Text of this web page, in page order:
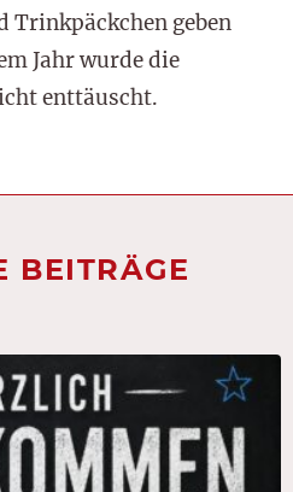
Trinkpäckchen geben
Jahr wurde die
enttäuscht.
BEITRÄGE